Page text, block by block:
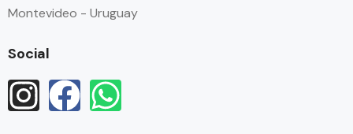
Montevideo - Uruguay
Social